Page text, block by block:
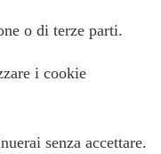
o di terze parti.
i cookie
senza accettare.